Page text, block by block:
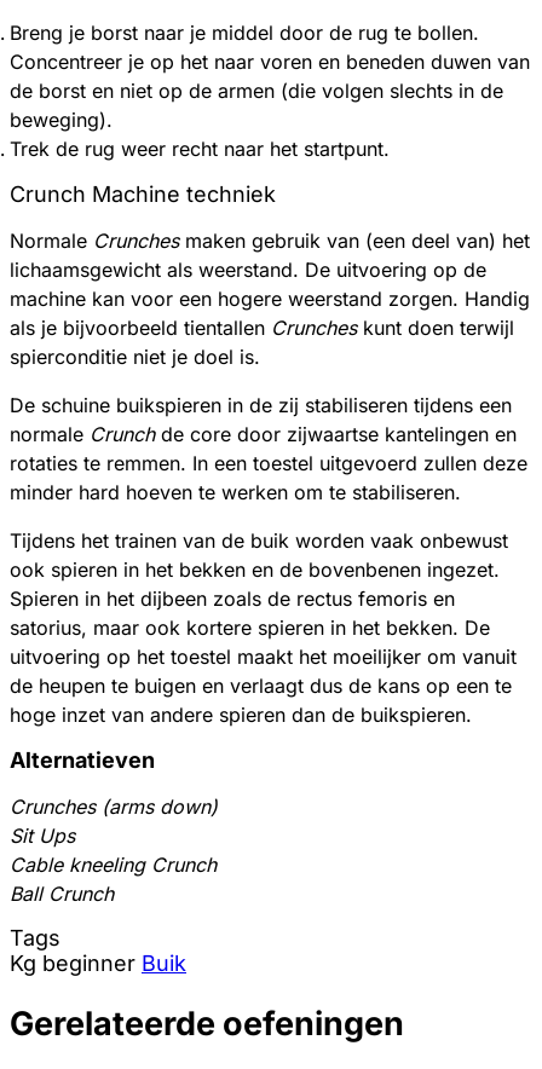
Breng je borst naar je middel door de rug te bollen.
Concentreer je op het naar voren en beneden duwen van
de borst en niet op de armen (die volgen slechts in de
beweging).
Trek de rug weer recht naar het startpunt.
Crunch Machine techniek
Normale Crunchesmaken gebruik van (een deel van) het
lichaamsgewicht als weerstand. De uitvoering op de
machine kan voor een hogere weerstand zorgen. Handig
als je bijvoorbeeld tientallen Cruncheskunt doen terwijl
spierconditie niet je doel is.
De schuine buikspieren in de zij stabiliseren tijdens een
normale Crunch de core door zijwaartse kantelingen en
rotaties te remmen. In een toestel uitgevoerd zullen deze
minder hard hoeven te werken om te stabiliseren.
Tijdens het trainen van de buik worden vaak onbewust
ook spieren in het bekken en de bovenbenen ingezet.
Spieren in het dijbeen zoals de rectus femoris en
satorius, maar ook kortere spieren in het bekken. De
uitvoering op het toestel maakt het moeilijker om vanuit
de heupen te buigen en verlaagt dus de kans op een te
hoge inzet van andere spieren dan de buikspieren.
Alternatieven
Crunches (arms down)
Sit Ups
Cable kneeling Crunch
Ball Crunch
Tags
Kg beginner Buik
Gerelateerde oefeningen